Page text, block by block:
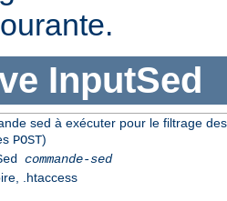
InputSed
sed à exécuter pour le filtrage
POST)
commande-sed
.htaccess